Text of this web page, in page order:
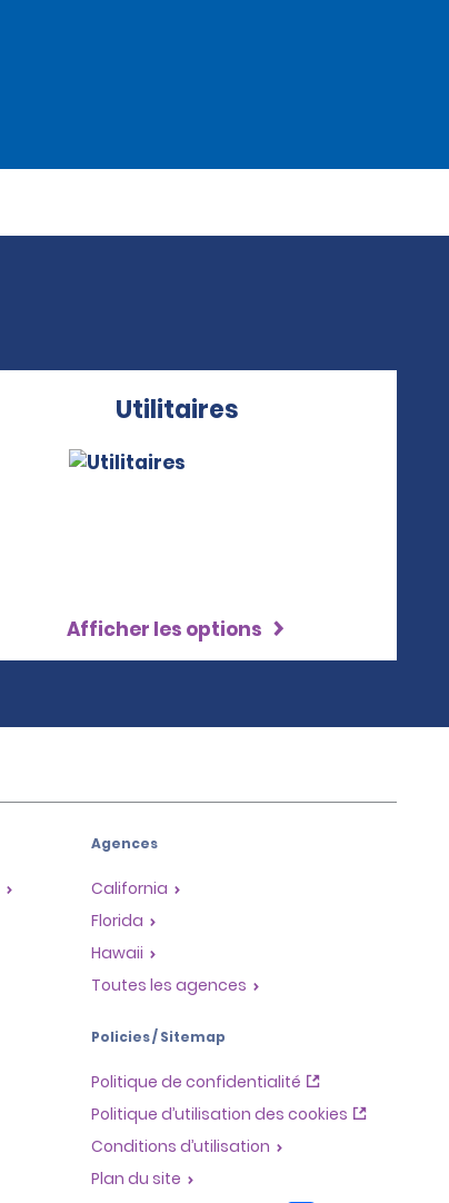
Utilitaires
Afficher les options
Agences
California
Florida
Hawaii
Toutes les agences
Policies / Sitemap
Politique de confidentialité
Politique d’utilisation des cookies
Conditions d’utilisation
Plan du site